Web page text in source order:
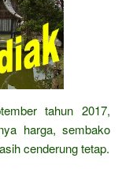
tahun 2017,
harga, sembako
cenderung tetap.